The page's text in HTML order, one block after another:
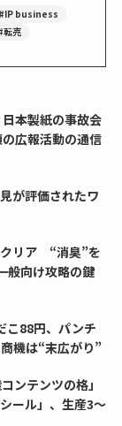
#IP business
転売
本製紙の事故会
広報活動の通信
が評価されたワ
クリア “消臭”を
般向け攻略の鍵
88円、パンチ
機は“末広がり”
ンテンツの格」
ール」、生産3～